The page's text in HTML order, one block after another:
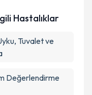
Hastalıklar
Tuvalet ve
Değerlendirme